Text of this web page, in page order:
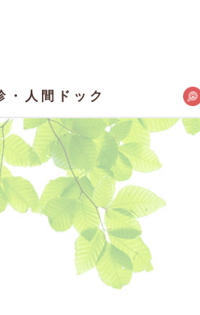
・ 人間ドック